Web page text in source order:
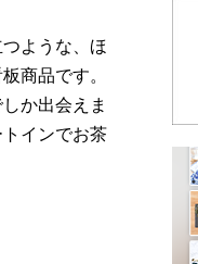
ような、ほ
商品です。
か出会えま
インでお茶